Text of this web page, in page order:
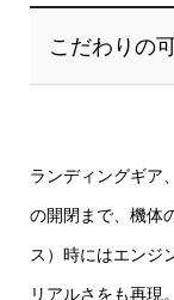
こだわりの
ランディングギア
の開閉まで、機体
ス）時にはエンジ
リアルさをも再現。